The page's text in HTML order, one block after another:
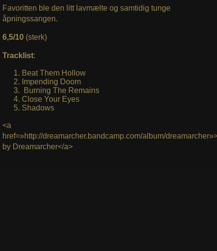
Favoritten ble den litt lavmælte og samtidig tunge
åpningssangen.
6,5/10 (sterk)
Tracklist:
Beat Them Hollow
Impending Doom
Burning The Remains
Close Your Eyes
Shadows
<a
href=»http://dreamarcher.bandcamp.com/album/
by Dreamarcher</a>